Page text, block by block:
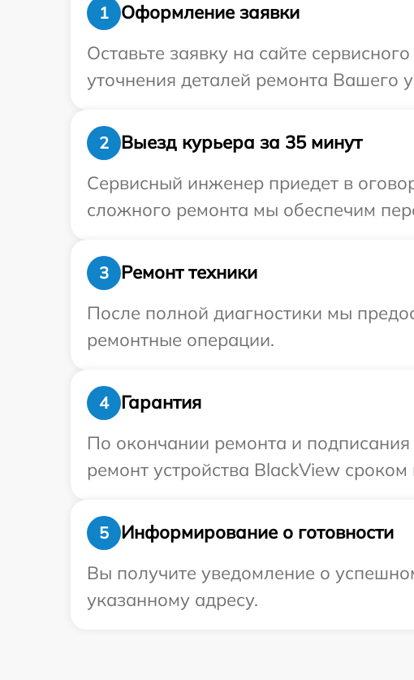
1
Оформление заявки
Оставьте заявку на сайте
уточнения деталей ремонта Вашего
2
Выезд курьера за 35 минут
Сервисный инженер приедет в
сложного ремонта мы обеспечим
3
Ремонт техники
После полной диагностики мы
ремонтные операции.
4
Гарантия
По окончании ремонта и
ремонт устройства BlackView
5
Информирование о готовности
Вы получите уведомление о
указанному адресу.